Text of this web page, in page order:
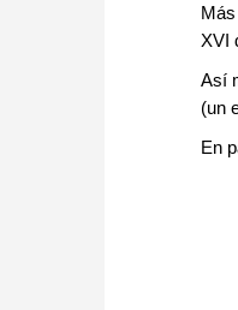
XVI
Así
(un
En